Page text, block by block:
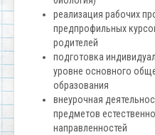
реализация рабочих
предпрофильных
родителей
подготовка
уровне основного
образования
внеурочная
предметов
направленностей